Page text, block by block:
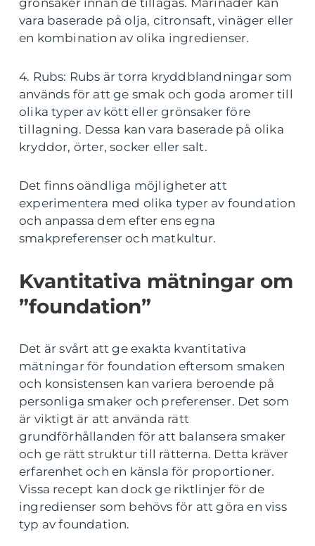
grönsaker innan de tillagas. Marinader kan
vara baserade på olja, citronsaft, vinäger eller
en kombination av olika ingredienser.
4. Rubs: Rubs är torra kryddblandningar som
används för att ge smak och goda aromer till
olika typer av kött eller grönsaker före
tillagning. Dessa kan vara baserade på olika
kryddor, örter, socker eller salt.
Det finns oändliga möjligheter att
experimentera med olika typer av foundation
och anpassa dem efter ens egna
smakpreferenser och matkultur.
Kvantitativa mätningar om
”foundation”
Det är svårt att ge exakta kvantitativa
mätningar för foundation eftersom smaken
och konsistensen kan variera beroende på
personliga smaker och preferenser. Det som
är viktigt är att använda rätt
grundförhållanden för att balansera smaker
och ge rätt struktur till rätterna. Detta kräver
erfarenhet och en känsla för proportioner.
Vissa recept kan dock ge riktlinjer för de
ingredienser som behövs för att göra en viss
typ av foundation.